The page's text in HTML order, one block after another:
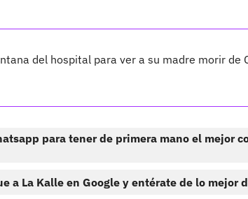
del hospital para ver a su madre morir de
para tener de primera mano el mejor
a La Kalle en Google y entérate de lo mejor